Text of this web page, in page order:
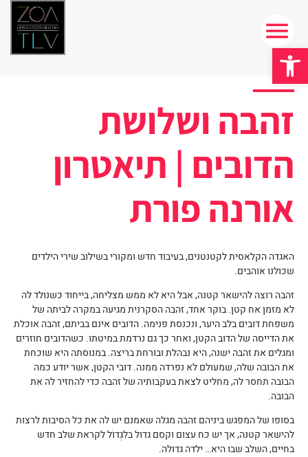
פתח סרגל נגישות
זהבה ושלושת
הדובים | תיאטרון
אורנה פורת
האגדה הקלאסית לקטנטנים, בעיבוד חדש ומקורי בשילוב שירי הילדים
שכולנו אוהבים.
זהבה רוצה להישאר קטנה, אבל היא לא ממש מצליחה, בייחוד כשנולד לה
לא מזמן אח קטן. בוקר אחד, זהבה הסקרנית מגיעה במקרה לביתה של
משפחת דובים בלב היער, ונכנסת פנימה. הדובים אינם בביתם, זהבה אוכלת
את הדייסה של הדוב הקטן, ואחר כך גם נרדמת במיטתו. כשהדובים חוזרים
ומגלים את זהבה ישנה, היא נבהלת ובורחת בריצה. במנוסתה היא שוכחת
את הבובה שלה, שמעולם לא נפרדה ממנה. דובי הקטן, אשר יודע כמה
הבובה תחסר לה, מחליט לצאת בעקבותיה של זהבה כדי להחזיר לה את
הבובה.
בסופו של המפגש ביניהם זהבה מגלה שאמנם יש לה את כל הסיבות לרצות
להישאר קטנה, אך יש כח עצום וקסם גדול בלִגְדוֹל לקראת שלב חדש
בחיים, השלב שבו היא… ילדה גדולה.